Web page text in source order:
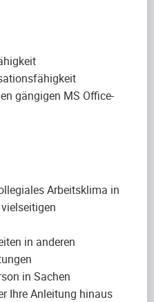
gängigen MS Office-
Arbeitsklima in
in anderen
in Sachen
Ihre Anleitung hinaus